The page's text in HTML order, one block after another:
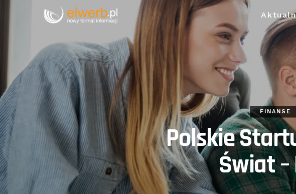
FINANSE
Polskie
Świat